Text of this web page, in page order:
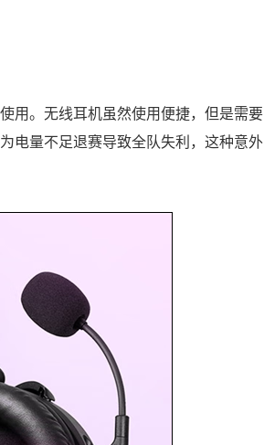
用。无线耳机虽然使用便捷，但是需要
电量不足退赛导致全队失利，这种意外